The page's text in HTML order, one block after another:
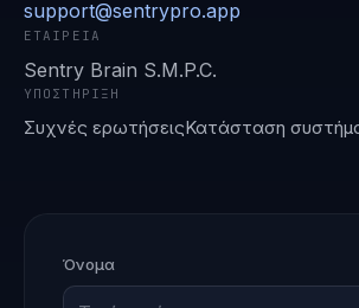
support@sentrypro.app
ΕΤΑΙΡΕΊΑ
Sentry Brain S.M.P.C.
ΥΠΟΣΤΉΡΙΞΗ
Συχνές ερωτήσειςΚατάσταση
Όνομα